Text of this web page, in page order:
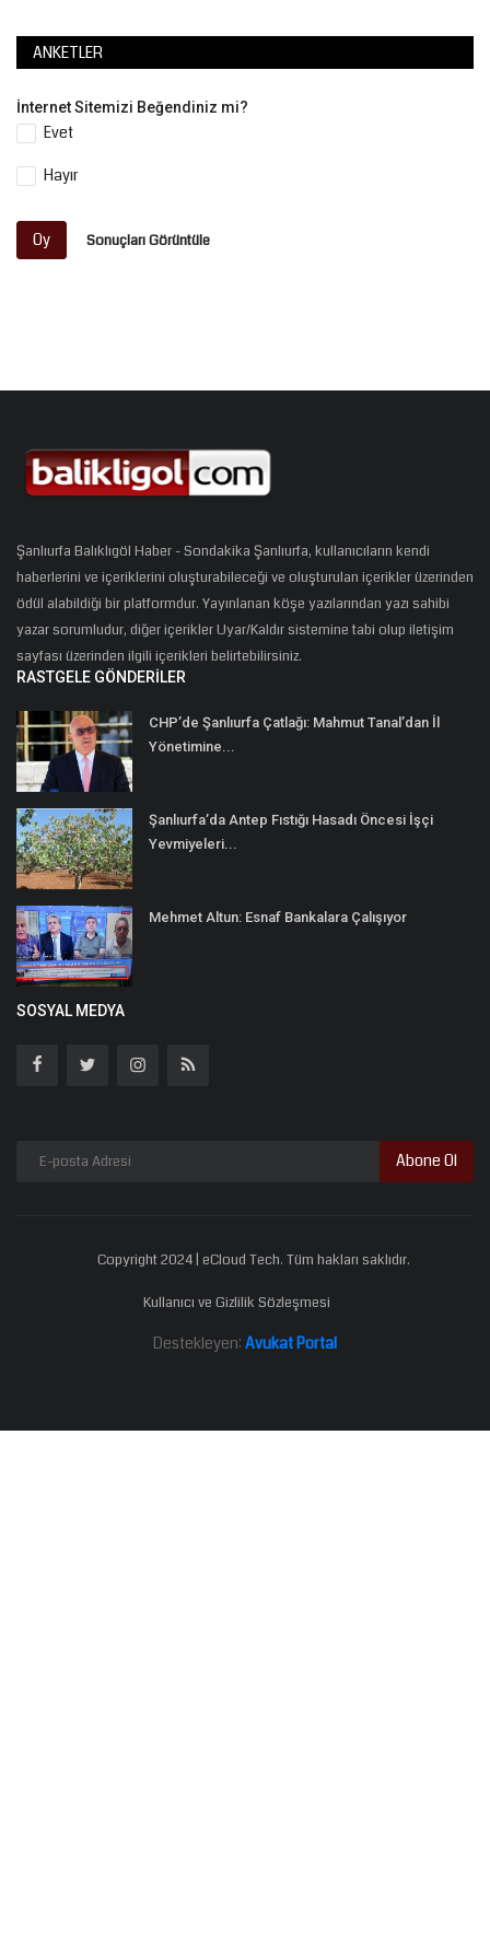
ANKETLER
İnternet Sitemizi Beğendiniz mi?
Evet
Hayır
Oy Sonuçları Görüntüle
Şanlıurfa Balıklıgöl Haber - Sondakika Şanlıurfa, kullanıcıların kendi
haberlerini ve içeriklerini oluşturabileceği ve oluşturulan içerikler üzerinden
ödül alabildiği bir platformdur. Yayınlanan köşe yazılarından yazı sahibi
yazar sorumludur, diğer içerikler Uyar/Kaldır sistemine tabi olup iletişim
sayfası üzerinden ilgili içerikleri belirtebilirsiniz.
RASTGELE GÖNDERILER
CHP’de Şanlıurfa Çatlağı: Mahmut Tanal’dan İl
Yönetimine...
Şanlıurfa’da Antep Fıstığı Hasadı Öncesi İşçi
Yevmiyeleri...
Mehmet Altun: Esnaf Bankalara Çalışıyor
SOSYAL MEDYA
Abone Ol
Copyright 2024 | eCloud Tech. Tüm hakları saklıdır.
Kullanıcı ve Gizlilik Sözleşmesi
Destekleyen: Avukat Portal